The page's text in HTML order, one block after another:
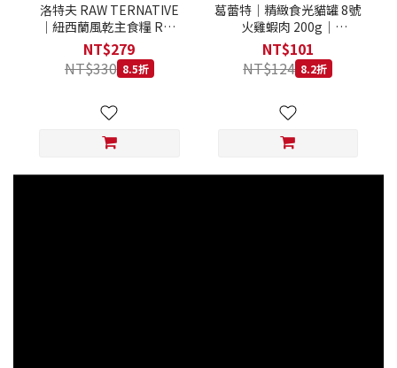
洛特夫 RAW TERNATIVE
｜紐西蘭風乾主食糧 RT3
羊肉 142g｜風乾主食糧 羊
肉 全齡犬 狗飼料
NT$279
NT$330 8.5折
葛蕾特｜精緻食光貓罐 8號
火雞蝦肉 200g｜
GranataPet 200克 主食罐
無穀罐 無膠罐 主食貓罐 德
罐
NT$101
NT$124 8.2折